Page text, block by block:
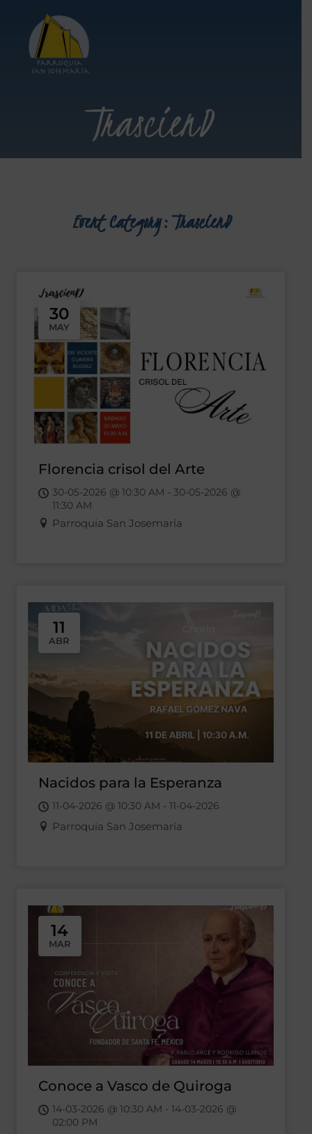
TrascienD
Event Category:TrascienD
30
MAY
Florencia crisol del Arte
30-05-2026 @ 10:30 AM - 30-05-2026 @
11:30 AM
Parroquia San Josemaría
11
ABR
Nacidos para la Esperanza
11-04-2026 @ 10:30 AM - 11-04-2026
Parroquia San Josemaría
14
MAR
Conoce a Vasco de Quiroga
14-03-2026 @ 10:30 AM - 14-03-2026 @
02:00 PM